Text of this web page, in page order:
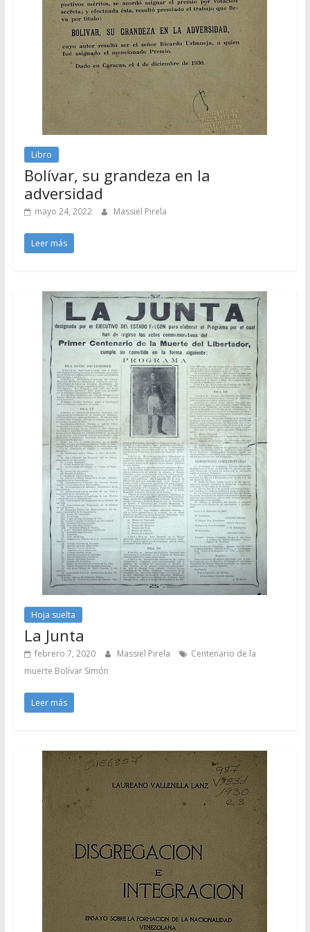
Libro
Bolívar, su grandeza en la
adversidad
mayo 24, 2022 Massiel Pirela
Leer más
Hoja suelta
La Junta
febrero 7, 2020 Massiel Pirela
Centenario de la
muerte Bolívar Simón
Leer más